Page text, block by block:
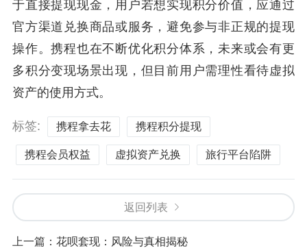
于直接提现现金，用户若想实现积分价值，应通过
官方渠道兑换商品或服务，避免参与非正规的提现
操作。携程也在不断优化积分体系，未来或会有更
多积分变现场景出现，但目前用户需理性看待虚拟
资产的使用方式。
标签: 携程拿去花 携程积分提现
携程会员权益 虚拟资产兑换 旅行平台陷阱
返回列表
上一篇： 花呗套现：风险与真相揭秘